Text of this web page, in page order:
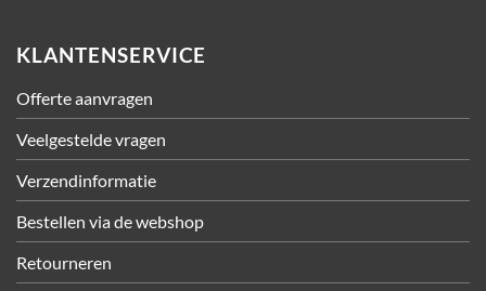
KLANTENSERVICE
Offerte aanvragen
Veelgestelde vragen
Verzendinformatie
Bestellen via de webshop
Retourneren